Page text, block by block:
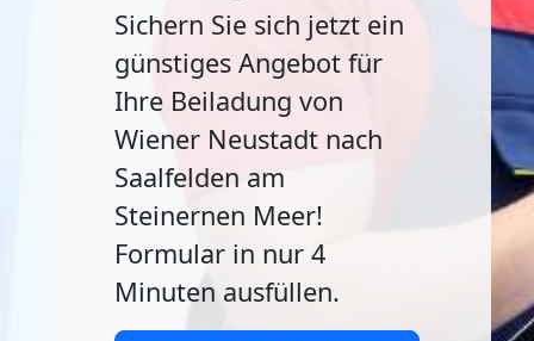
Sichern Sie sich jetzt ein
günstiges Angebot für
Ihre Beiladung von
Wiener Neustadt nach
Saalfelden am
Steinernen Meer!
Formular in nur 4
Minuten ausfüllen.